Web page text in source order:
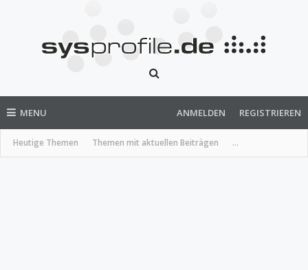
MENU
Heutige Themen Themen mit aktuellen Beiträgen ...
ANMELDEN REGISTRIEREN